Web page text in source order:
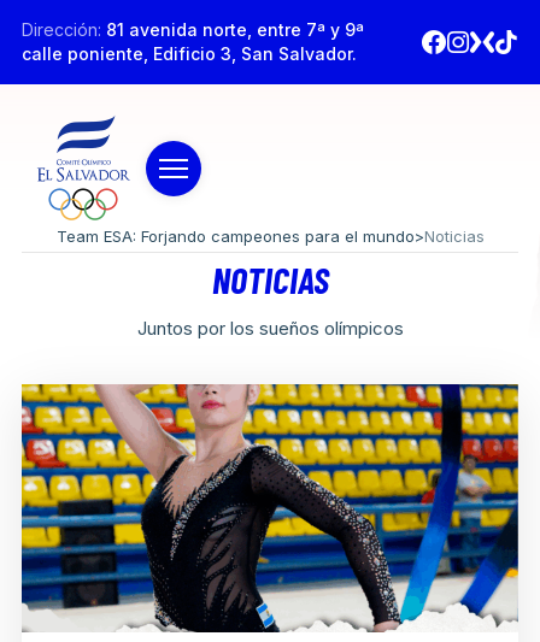
Dirección: 81 avenida norte, entre 7ª y 9ª
calle poniente, Edificio 3, San Salvador.
Team ESA: Forjando campeones para el mundo>Noticias
NOTICIAS
Juntos por los sueños olímpicos